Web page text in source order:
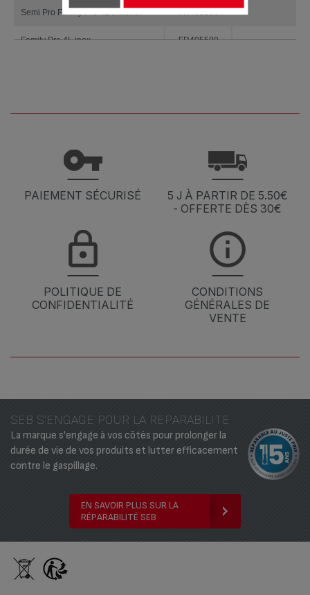
Semi Pro Family Pro 4L inox/noir FR405800
Family Pro 4L inox FR405500
PAIEMENT SÉCURISÉ
5 J À PARTIR DE 5.50€
- OFFERTE DÈS 30€
POLITIQUE DE
CONFIDENTIALITÉ
CONDITIONS
GÉNÉRALES DE
VENTE
SEB S'ENGAGE POUR LA REPARABILITE
La marque s'engage à vos côtés pour prolonger la
durée de vie de vos produits et lutter efficacement
contre le gaspillage.
EN SAVOIR PLUS SUR LA
RÉPARABILITÉ SEB